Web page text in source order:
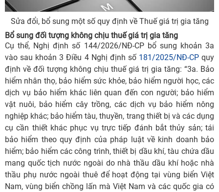
Sửa đổi, bổ sung một số quy định về Thuế giá trị gia tăng
Bổ sung đối tượng không chịu thuế giá trị gia tăng
Cụ thể, Nghị định số 144/2026/NĐ-CP bổ sung khoản 3a
vào sau khoản 3 Điều 4 Nghị định số 181/2025/NĐ-CPquy
định về đối tượng không chịu thuế giá trị gia tăng: “3a. Bảo
hiểm nhân thọ, bảo hiểm sức khỏe, bảo hiểm người học, các
dịch vụ bảo hiểm khác liên quan đến con người; bảo hiểm
vật nuôi, bảo hiểm cây trồng, các dịch vụ bảo hiểm nông
nghiệp khác; bảo hiểm tàu, thuyền, trang thiết bị và các dụng
cụ cần thiết khác phục vụ trực tiếp đánh bắt thủy sản; tái
bảo hiểm theo quy định của pháp luật về kinh doanh bảo
hiểm; bảo hiểm các công trình, thiết bị dầu khí, tàu chứa dầu
mang quốc tịch nước ngoài do nhà thầu dầu khí hoặc nhà
thầu phụ nước ngoài thuê để hoạt động tại vùng biển Việt
Nam, vùng biển chồng lấn mà Việt Nam và các quốc gia có